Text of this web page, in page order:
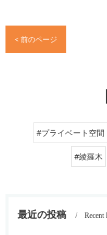
< 前のページ
#プライベート空間
#綾羅木
最近の投稿 Recent